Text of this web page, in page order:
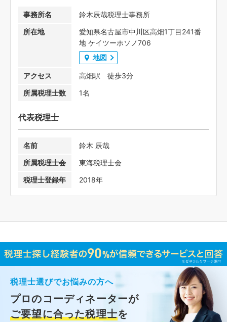
事務所名
鈴木辰哉税理士事務所
所在地
愛知県名古屋市中川区高畑1丁目241番
地 ケイツーホソノ706
地図
アクセス
高畑駅 徒歩3分
所属税理士数
1名
代表税理士
名前
鈴木 辰哉
所属税理士会
東海税理士会
税理士登録年
2018年
税理士選びでお悩みの方へ
プロのコーディネーターが
ご要望に合った税理士を